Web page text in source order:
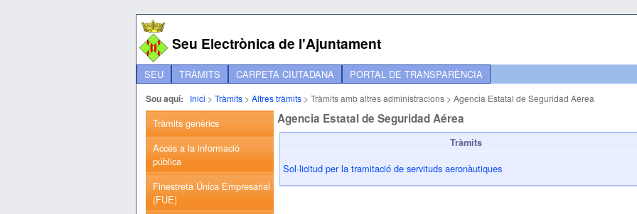
Seu Electrònica de l'Ajuntament
SEU TRÀMITS CARPETA CIUTADANA PORTAL DE TRANSPARÈNCIA
Sou aquí: Inici > Tràmits > Altres tràmits > Tràmits amb altres administracions > Agencia Estatal de Seguridad Aérea
Tràmits genèrics
Accés a la informació
pública
Finestreta Única Empresarial
(FUE)
Agencia Estatal de Seguridad Aérea
Tràmits
Sol·licitud per la tramitació de servituds aeronàutiques